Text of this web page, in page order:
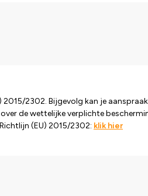
2302. Bijgevolg kan je
de wettelijke verplichte
(EU) 2015/2302: klik hier